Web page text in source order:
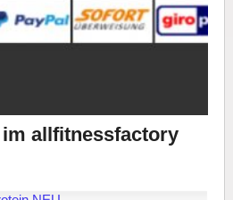
im allfitnessfactory